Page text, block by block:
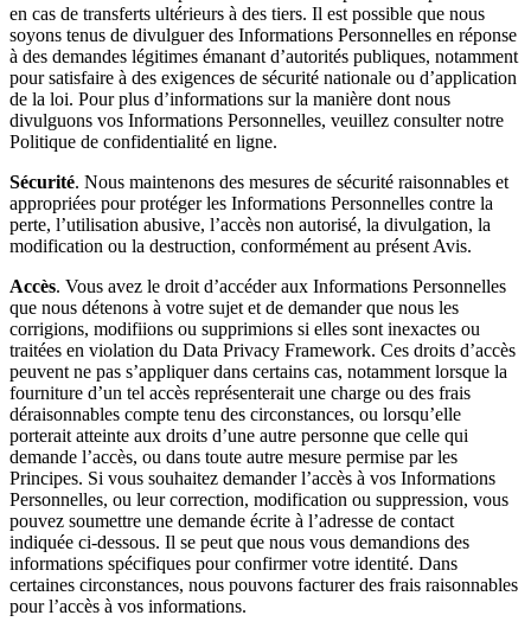
en cas de transferts ultérieurs à des tiers. Il est possible que nous
soyons tenus de divulguer des Informations Personnelles en réponse
à des demandes légitimes émanant d’autorités publiques, notamment
pour satisfaire à des exigences de sécurité nationale ou d’application
de la loi. Pour plus d’informations sur la manière dont nous
divulguons vos Informations Personnelles, veuillez consulter notre
Politique de confidentialité en ligne.
Sécurité. Nous maintenons des mesures de sécurité raisonnables et
appropriées pour protéger les Informations Personnelles contre la
perte, l’utilisation abusive, l’accès non autorisé, la divulgation, la
modification ou la destruction, conformément au présent Avis.
Accès. Vous avez le droit d’accéder aux Informations Personnelles
que nous détenons à votre sujet et de demander que nous les
corrigions, modifiions ou supprimions si elles sont inexactes ou
traitées en violation du Data Privacy Framework. Ces droits d’accès
peuvent ne pas s’appliquer dans certains cas, notamment lorsque la
fourniture d’un tel accès représenterait une charge ou des frais
déraisonnables compte tenu des circonstances, ou lorsqu’elle
porterait atteinte aux droits d’une autre personne que celle qui
demande l’accès, ou dans toute autre mesure permise par les
Principes. Si vous souhaitez demander l’accès à vos Informations
Personnelles, ou leur correction, modification ou suppression, vous
pouvez soumettre une demande écrite à l’adresse de contact
indiquée ci-dessous. Il se peut que nous vous demandions des
informations spécifiques pour confirmer votre identité. Dans
certaines circonstances, nous pouvons facturer des frais raisonnables
pour l’accès à vos informations.